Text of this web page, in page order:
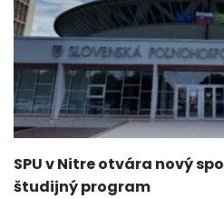
SPU v Nitre otvára nový
študijný program